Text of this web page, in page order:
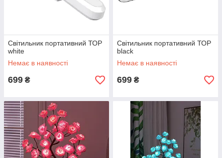
Світильник портативний ТОР
white
Немає в наявності
699 ₴
Світильник портативний ТОР
black
Немає в наявності
699 ₴